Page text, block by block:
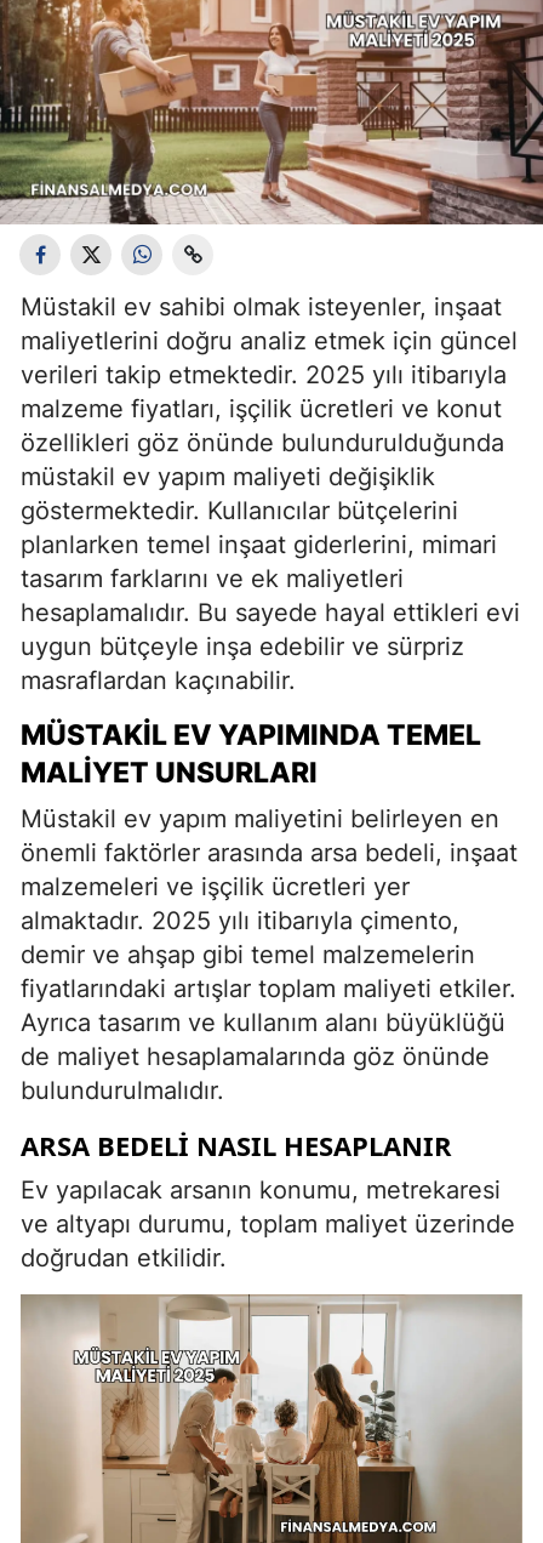
Müstakil ev sahibi olmak isteyenler, inşaat
maliyetlerini doğru analiz etmek için güncel
verileri takip etmektedir. 2025 yılı itibarıyla
malzeme fiyatları, işçilik ücretleri ve konut
özellikleri göz önünde bulundurulduğunda
müstakil ev yapım maliyeti değişiklik
göstermektedir. Kullanıcılar bütçelerini
planlarken temel inşaat giderlerini, mimari
tasarım farklarını ve ek maliyetleri
hesaplamalıdır. Bu sayede hayal ettikleri evi
uygun bütçeyle inşa edebilir ve sürpriz
masraflardan kaçınabilir.
MÜSTAKIL EV YAPIMINDA TEMEL
MALIYET UNSURLARI
Müstakil ev yapım maliyetini belirleyen en
önemli faktörler arasında arsa bedeli, inşaat
malzemeleri ve işçilik ücretleri yer
almaktadır. 2025 yılı itibarıyla çimento,
demir ve ahşap gibi temel malzemelerin
fiyatlarındaki artışlar toplam maliyeti etkiler.
Ayrıca tasarım ve kullanım alanı büyüklüğü
de maliyet hesaplamalarında göz önünde
bulundurulmalıdır.
ARSA BEDELI NASIL HESAPLANIR
Ev yapılacak arsanın konumu, metrekaresi
ve altyapı durumu, toplam maliyet üzerinde
doğrudan etkilidir.